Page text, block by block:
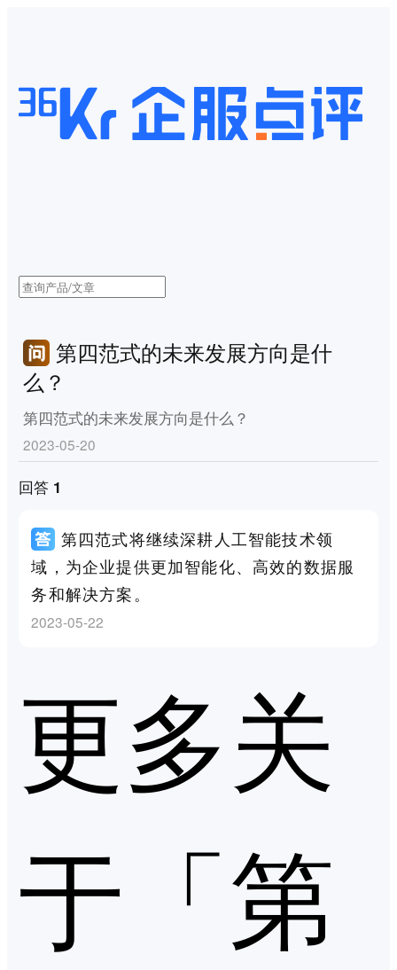
第四范式的未来发展方向是什
么？
第四范式的未来发展方向是什么？
2023-05-20
回答 1
第四范式将继续深耕人工智能技术领
域，为企业提供更加智能化、高效的数据服
务和解决方案。
2023-05-22
更多关
于「第